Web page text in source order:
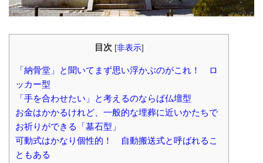
目次 [非表示]
「納骨堂」と聞いてまず思い浮かぶのがこれ！ ロ
ッカー型
「手を合わせたい」と考えるのならば仏壇型
お金はかかるけれど、一般的な埋葬に近いかたちで
お祈りができる「墓石型」
可動式はかなり個性的！ 自動搬送式と呼ばれるこ
ともある